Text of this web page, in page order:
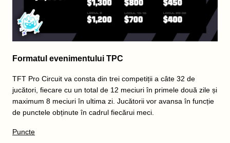
Formatul evenimentului TPC
TFT Pro Circuit va consta din trei competiții a câte 32 de
jucători, fiecare cu un total de 12 meciuri în primele două zile și
maximum 8 meciuri în ultima zi. Jucătorii vor avansa în funcție
de punctele obținute în cadrul fiecărui meci.
Puncte